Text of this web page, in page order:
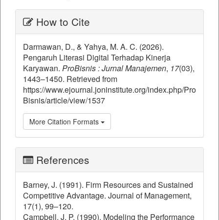
How to Cite
Darmawan, D., & Yahya, M. A. C. (2026).
Pengaruh Literasi Digital Terhadap Kinerja
Karyawan. ProBisnis : Jurnal Manajemen, 17(03),
1443–1450. Retrieved from
https://www.ejournal.joninstitute.org/index.php/Pro
Bisnis/article/view/1537
More Citation Formats
References
Barney, J. (1991). Firm Resources and Sustained
Competitive Advantage. Journal of Management,
17(1), 99–120.
Campbell, J. P. (1990). Modeling the Performance